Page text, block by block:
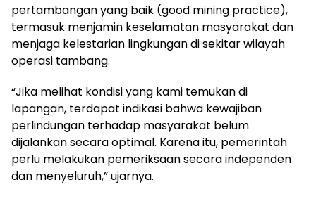
pertambangan yang baik (good mining practice),
termasuk menjamin keselamatan masyarakat dan
menjaga kelestarian lingkungan di sekitar wilayah
operasi tambang.
“Jika melihat kondisi yang kami temukan di
lapangan, terdapat indikasi bahwa kewajiban
perlindungan terhadap masyarakat belum
dijalankan secara optimal. Karena itu, pemerintah
perlu melakukan pemeriksaan secara independen
dan menyeluruh,” ujarnya.